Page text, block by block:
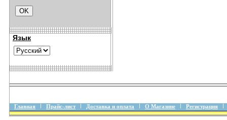
Язык
Главная Прайс-лист Доставка и оплата О Магазине Регистрация